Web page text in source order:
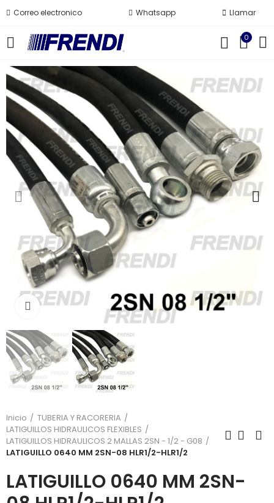
Correo electronico Whatsapp Llamar
0
Click para agrandar
Inicio
TUBERIA Y RACORERIA
LATIGUILLOS HIDRAULICOS FLEXIBLES
LATIGUILLOS HIDRAULICOS 2 MALLAS 2SN - 1/2 - G08
LATIGUILLO 0640 MM 2SN-08 HLR1/2-HLR1/2
LATIGUILLO 0640 MM 2SN-